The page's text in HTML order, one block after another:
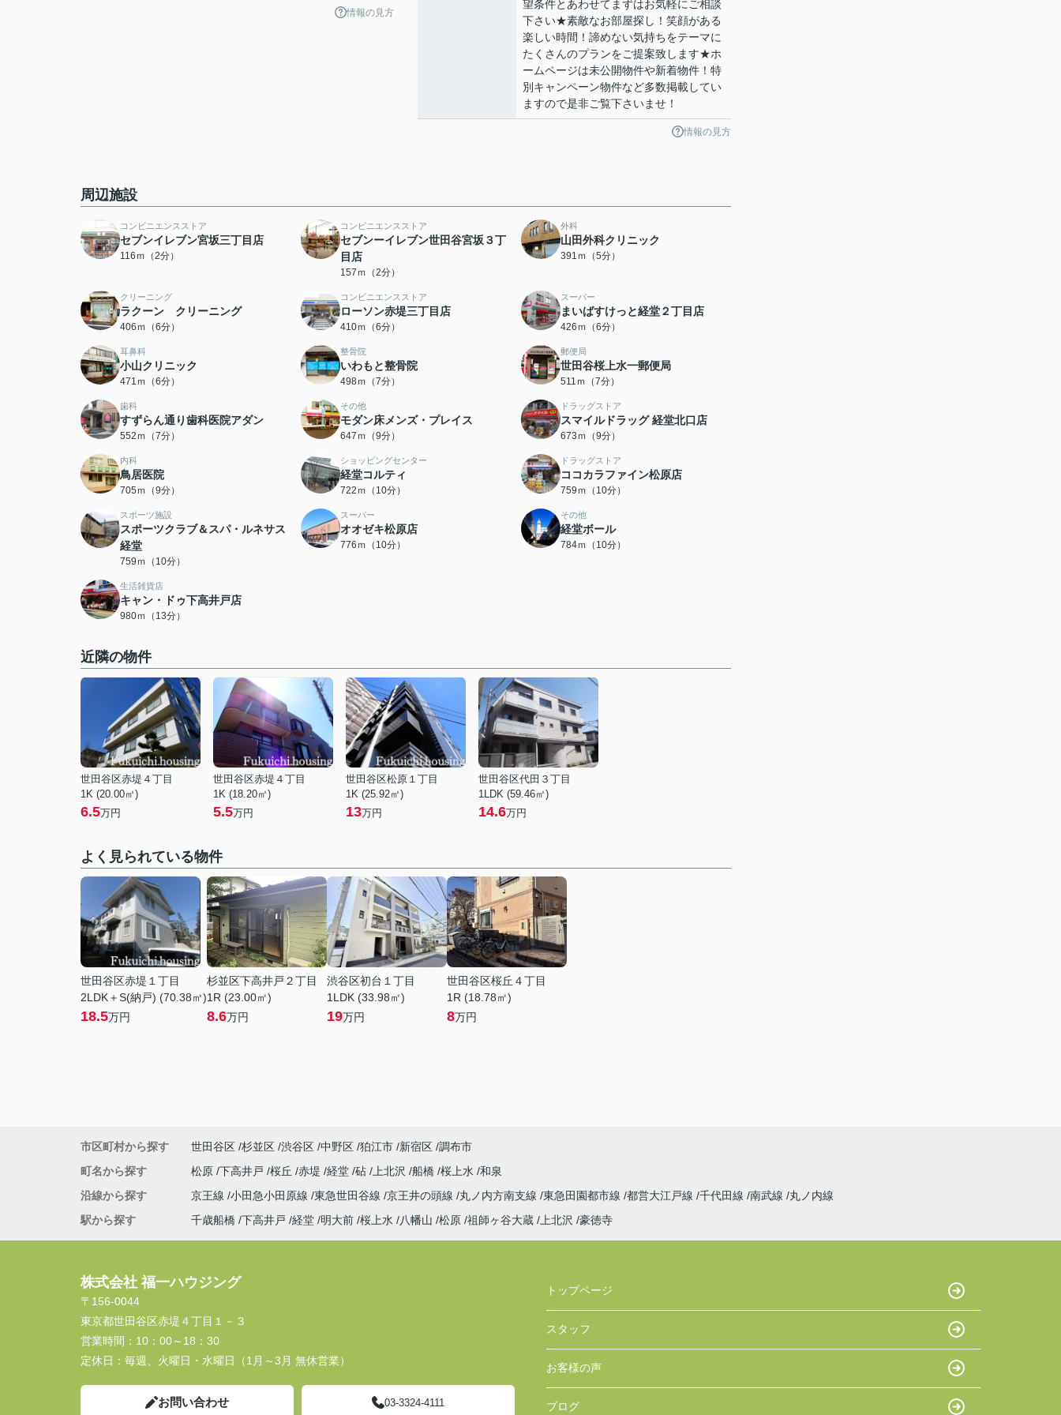
情報の見方
望条件とあわせてまずはお気軽にご相談
下さい★素敵なお部屋探し！笑顔がある
楽しい時間！諦めない気持ちをテーマに
たくさんのプランをご提案致します★ホ
ームページは未公開物件や新着物件！特
別キャンペーン物件など多数掲載してい
ますので是非ご覧下さいませ！
情報の見方
周辺施設
コンビニエンスストア
セブンイレブン宮坂三丁目店
116ｍ（2分）
コンビニエンスストア
セブンーイレブン世田谷宮坂３丁
目店
157ｍ（2分）
外科
山田外科クリニック
391ｍ（5分）
クリーニング
ラクーン クリーニング
406ｍ（6分）
コンビニエンスストア
ローソン赤堤三丁目店
410ｍ（6分）
スーパー
まいばすけっと経堂２丁目店
426ｍ（6分）
耳鼻科
小山クリニック
471ｍ（6分）
整骨院
いわもと整骨院
498ｍ（7分）
郵便局
世田谷桜上水一郵便局
511ｍ（7分）
歯科
すずらん通り歯科医院アダン
552ｍ（7分）
その他
モダン床メンズ・プレイス
647ｍ（9分）
ドラッグストア
スマイルドラッグ 経堂北口店
673ｍ（9分）
内科
鳥居医院
705ｍ（9分）
ショッピングセンター
経堂コルティ
722ｍ（10分）
ドラッグストア
ココカラファイン松原店
759ｍ（10分）
スポーツ施設
スポーツクラブ＆スパ・ルネサス
経堂
759ｍ（10分）
スーパー
オオゼキ松原店
776ｍ（10分）
その他
経堂ボール
784ｍ（10分）
生活雑貨店
キャン・ドゥ下高井戸店
980ｍ（13分）
近隣の物件
世田谷区赤堤４丁目
1K (20.00㎡)
6.5万円
世田谷区赤堤４丁目
1K (18.20㎡)
5.5万円
世田谷区松原１丁目
1K (25.92㎡)
13万円
世田谷区代田３丁目
1LDK (59.46㎡)
14.6万円
よく見られている物件
世田谷区赤堤１丁目
2LDK＋S(納戸) (70.38㎡)
18.5万円
杉並区下高井戸２丁目
1R (23.00㎡)
8.6万円
渋谷区初台１丁目
1LDK (33.98㎡)
19万円
世田谷区桜丘４丁目
1R (18.78㎡)
8万円
市区町村から探す 世田谷区 杉並区 渋谷区 中野区 狛江市 新宿区 調布市
町名から探す
松原 下高井戸 桜丘 赤堤 経堂 砧 上北沢 船橋 桜上水 和泉
沿線から探す
京王線 小田急小田原線 東急世田谷線 京王井の頭線 丸ノ内方南支線 東急田園都市線 都営大江戸線 千代田線 南武線
丸ノ内線
駅から探す
千歳船橋 下高井戸 経堂 明大前 桜上水 八幡山 松原 祖師ヶ谷大蔵 上北沢 豪徳寺
株式会社 福一ハウジング
〒156-0044
東京都世田谷区赤堤４丁目１－３
営業時間： 10：00～18：30
定休日： 毎週、火曜日・水曜日（1月～3月 無休営業）
お問い合わせ 03-3324-4111
トップページ
スタッフ
お客様の声
ブログ